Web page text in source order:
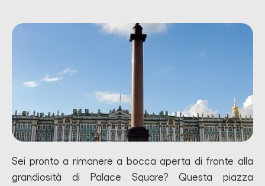
Sei pronto a rimanere a bocca aperta di fronte alla
grandiosità di Palace Square? Questa piazza